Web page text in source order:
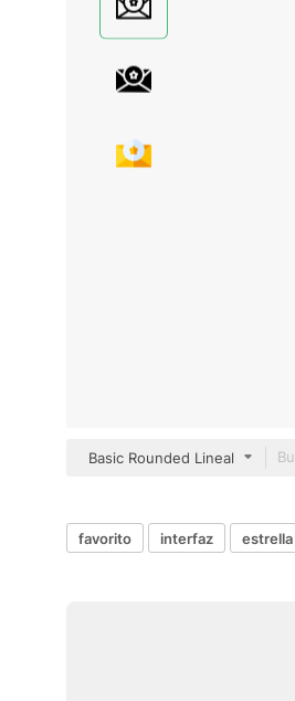
Basic Rounded Lineal
favorito interfaz estrella